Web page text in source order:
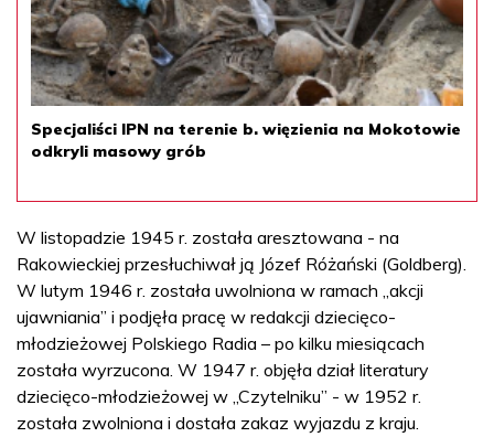
Specjaliści IPN na terenie b. więzienia na Mokotowie
odkryli masowy grób
W listopadzie 1945 r. została aresztowana - na
Rakowieckiej przesłuchiwał ją Józef Różański (Goldberg).
W lutym 1946 r. została uwolniona w ramach „akcji
ujawniania” i podjęła pracę w redakcji dziecięco-
młodzieżowej Polskiego Radia – po kilku miesiącach
została wyrzucona. W 1947 r. objęła dział literatury
dziecięco-młodzieżowej w „Czytelniku” - w 1952 r.
została zwolniona i dostała zakaz wyjazdu z kraju.